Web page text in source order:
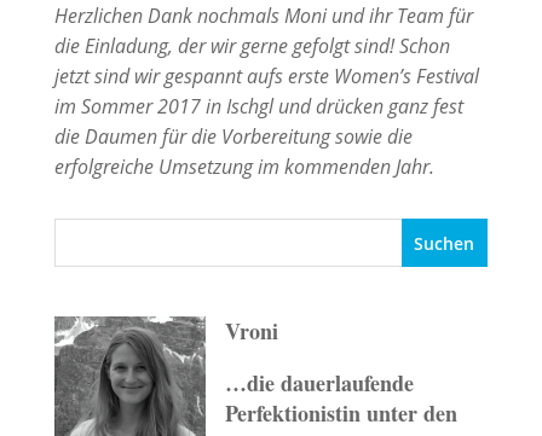
Herzlichen Dank nochmals Moni und ihr Team für
die Einladung, der wir gerne gefolgt sind! Schon
jetzt sind wir gespannt aufs erste Women’s Festival
im Sommer 2017 in Ischgl und drücken ganz fest
die Daumen für die Vorbereitung sowie die
erfolgreiche Umsetzung im kommenden Jahr.
Vroni
…die dauerlaufende
Perfektionistin unter den